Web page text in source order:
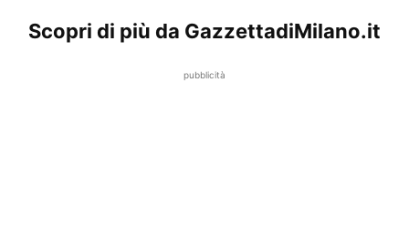
Scopri di più da GazzettadiMilano.it
pubblicità